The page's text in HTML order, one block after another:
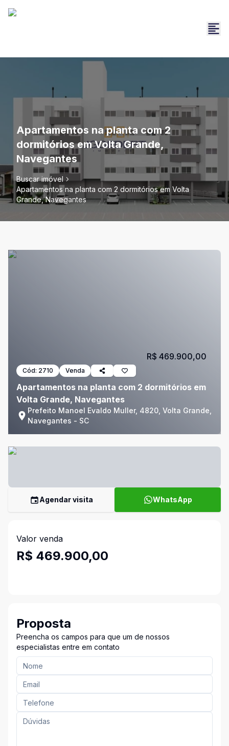
Apartamentos na planta com 2
dormitórios em Volta Grande,
Navegantes
Buscar imóvel
Apartamentos na planta com 2 dormitórios em Volta
Grande, Navegantes
Cód: 2710 Venda
Apartamentos na planta com 2 dormitórios em
Volta Grande, Navegantes
Prefeito Manoel Evaldo Muller, 4820, Volta Grande,
Navegantes - SC
R$ 469.900,00
Agendar visita WhatsApp
Valor venda
R$ 469.900,00
Proposta
Preencha os campos para que um de nossos
especialistas entre em contato